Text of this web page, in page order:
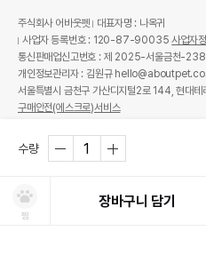
수량
찜
장바구니 담기
주식회사 어바웃펫
대표자명 : 나옥귀
사업자 등록번호 : 120-87-90035사업자
통신판매업신고번호 : 제 2025-서울금천-
개인정보관리자 : 김원규
서울특별시 금천구 가산디지털2로 144, 현대
구매안전(에스크로)서비스